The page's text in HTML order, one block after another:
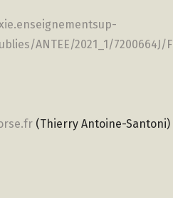
ANTEE/2021_1/7200664J/
(Thierry Antoine-Santoni)